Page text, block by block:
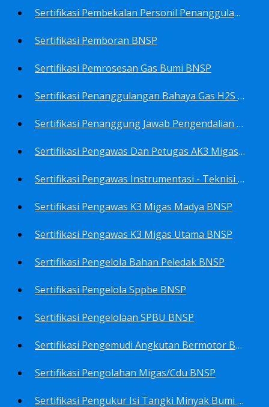
Sertifikasi Pembekalan Personil Penanggulangan Pencemaran Tingkat On-Scene Commander (IMO Level 2) BNSP
Sertifikasi Pemboran BNSP
Sertifikasi Pemrosesan Gas Bumi BNSP
Sertifikasi Penanggulangan Bahaya Gas H2S BNSP
Sertifikasi Penanggung Jawab Pengendalian Pencemaran Udara BNSP
Sertifikasi Pengawas Dan Petugas AK3 Migas BNSP
Sertifikasi Pengawas Instrumentasi - Teknisi Instrumentasi Tingkat 1 Dan 2 BNSP
Sertifikasi Pengawas K3 Migas Madya BNSP
Sertifikasi Pengawas K3 Migas Utama BNSP
Sertifikasi Pengelola Bahan Peledak BNSP
Sertifikasi Pengelola Sppbe BNSP
Sertifikasi Pengelolaan SPBU BNSP
Sertifikasi Pengemudi Angkutan Bermotor BNSP
Sertifikasi Pengolahan Migas/Cdu BNSP
Sertifikasi Pengukur Isi Tangki Minyak Bumi Dan Hasil Olahan BNSP